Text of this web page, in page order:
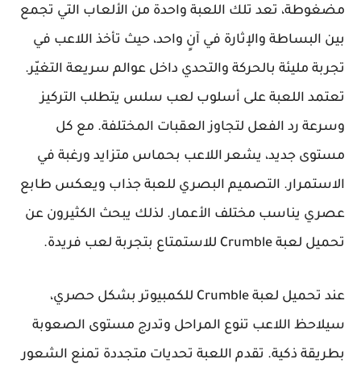
مضغوطة، تعد تلك اللعبة واحدة من الألعاب التي تجمع
بين البساطة والإثارة في آنٍ واحد، حيث تأخذ اللاعب في
تجربة مليئة بالحركة والتحدي داخل عوالم سريعة التغيّر.
تعتمد اللعبة على أسلوب لعب سلس يتطلب التركيز
وسرعة رد الفعل لتجاوز العقبات المختلفة. مع كل
مستوى جديد، يشعر اللاعب بحماس متزايد ورغبة في
الاستمرار. التصميم البصري للعبة جذاب ويعكس طابع
عصري يناسب مختلف الأعمار. لذلك يبحث الكثيرون عن
تحميل لعبة Crumble للاستمتاع بتجربة لعب فريدة.
عند تحميل لعبة Crumble للكمبيوتر بشكل حصري،
سيلاحظ اللاعب تنوع المراحل وتدرج مستوى الصعوبة
بطريقة ذكية. تقدم اللعبة تحديات متجددة تمنع الشعور